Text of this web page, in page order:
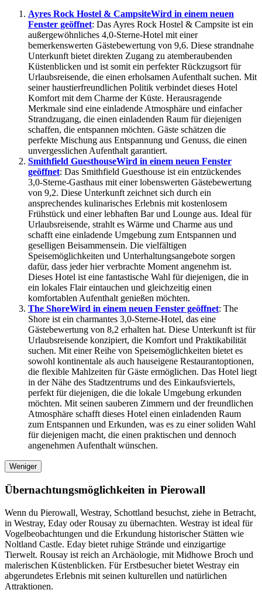
Ayres Rock Hostel & CampsiteWird in einem neuen
Fenster geöffnet: Das Ayres Rock Hostel & Campsite ist ein
außergewöhnliches 4,0-Sterne-Hotel mit einer
bemerkenswerten Gästebewertung von 9,6. Diese strandnahe
Unterkunft bietet direkten Zugang zu atemberaubenden
Küstenblicken und ist somit ein perfekter Rückzugsort für
Urlaubsreisende, die einen erholsamen Aufenthalt suchen. Mit
seiner haustierfreundlichen Politik verbindet dieses Hotel
Komfort mit dem Charme der Küste. Herausragende
Merkmale sind eine einladende Atmosphäre und einfacher
Strandzugang, die einen einladenden Raum für diejenigen
schaffen, die entspannen möchten. Gäste schätzen die
perfekte Mischung aus Entspannung und Genuss, die einen
unvergesslichen Aufenthalt garantiert.
Smithfield GuesthouseWird in einem neuen Fenster
geöffnet: Das Smithfield Guesthouse ist ein entzückendes
3,0-Sterne-Gasthaus mit einer lobenswerten Gästebewertung
von 9,2. Diese Unterkunft zeichnet sich durch ein
ansprechendes kulinarisches Erlebnis mit kostenlosem
Frühstück und einer lebhaften Bar und Lounge aus. Ideal für
Urlaubsreisende, strahlt es Wärme und Charme aus und
schafft eine einladende Umgebung zum Entspannen und
geselligen Beisammensein. Die vielfältigen
Speisemöglichkeiten und Unterhaltungsangebote sorgen
dafür, dass jeder hier verbrachte Moment angenehm ist.
Dieses Hotel ist eine fantastische Wahl für diejenigen, die in
ein lokales Flair eintauchen und gleichzeitig einen
komfortablen Aufenthalt genießen möchten.
The ShoreWird in einem neuen Fenster geöffnet: The
Shore ist ein charmantes 3,0-Sterne-Hotel, das eine
Gästebewertung von 8,2 erhalten hat. Diese Unterkunft ist für
Urlaubsreisende konzipiert, die Komfort und Praktikabilität
suchen. Mit einer Reihe von Speisemöglichkeiten bietet es
sowohl kontinentale als auch hauseigene Restaurantoptionen,
die flexible Mahlzeiten für Gäste ermöglichen. Das Hotel liegt
in der Nähe des Stadtzentrums und des Einkaufsviertels,
perfekt für diejenigen, die die lokale Umgebung erkunden
möchten. Mit seinen sauberen Zimmern und der freundlichen
Atmosphäre schafft dieses Hotel einen einladenden Raum
zum Entspannen und Erkunden, was es zu einer soliden Wahl
für diejenigen macht, die einen praktischen und dennoch
angenehmen Aufenthalt wünschen.
Weniger
Übernachtungsmöglichkeiten in Pierowall
Wenn du Pierowall, Westray, Schottland besuchst, ziehe in Betracht,
in Westray, Eday oder Rousay zu übernachten. Westray ist ideal für
Vogelbeobachtungen und die Erkundung historischer Stätten wie
Noltland Castle. Eday bietet ruhige Strände und einzigartige
Tierwelt. Rousay ist reich an Archäologie, mit Midhowe Broch und
malerischen Küstenblicken. Für Erstbesucher bietet Westray ein
abgerundetes Erlebnis mit seinen kulturellen und natürlichen
Attraktionen.